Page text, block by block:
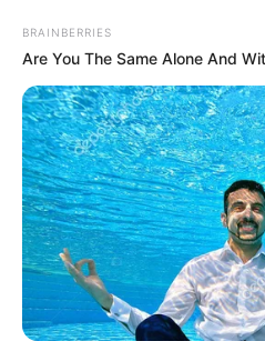
HOME
INSPIRASI
STYLE
FILM &
SERIES
NGAKAK
QUOTES
HYPE
MORE
BRAINBERRIES
Are You The Same Alone And